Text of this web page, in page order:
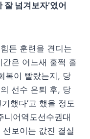
넘겨보자’였어
든 훈련을 견디는
은 어느새 훌쩍 흘
복이 빨랐는지, 당
선수 은퇴 후, 당
했다’고 했을 정도
니어역도선수권대
보이는 값진 결실